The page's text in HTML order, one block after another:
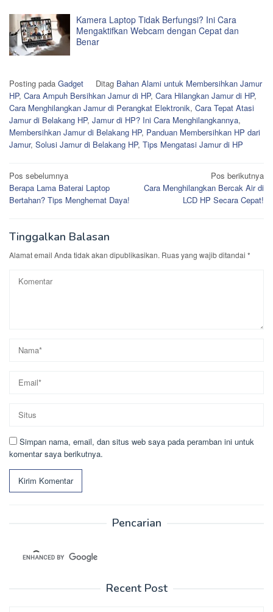
Kamera Laptop Tidak Berfungsi? Ini Cara
Mengaktifkan Webcam dengan Cepat dan
Benar
Posting pada Gadget Ditag Bahan Alami untuk Membersihkan Jamur
HP, Cara Ampuh Bersihkan Jamur di HP, Cara Hilangkan Jamur di HP,
Cara Menghilangkan Jamur di Perangkat Elektronik, Cara Tepat Atasi
Jamur di Belakang HP, Jamur di HP? Ini Cara Menghilangkannya,
Membersihkan Jamur di Belakang HP, Panduan Membersihkan HP dari
Jamur, Solusi Jamur di Belakang HP, Tips Mengatasi Jamur di HP
Navigasi
pos
Pos sebelumnya
Berapa Lama Baterai Laptop
Bertahan? Tips Menghemat Daya!
Pos berikutnya
Cara Menghilangkan Bercak Air di
LCD HP Secara Cepat!
Tinggalkan Balasan
Alamat email Anda tidak akan dipublikasikan. Ruas yang wajib ditandai *
Simpan nama, email, dan situs web saya pada peramban ini untuk
komentar saya berikutnya.
Pencarian
Recent Post